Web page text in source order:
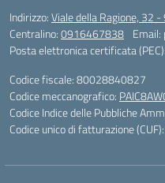
Indirizzo:Viale della Ragione, 32
Centralino:0916467838 Email:
Posta elettronica certificata (PEC):
Codice fiscale: 80028840827
Codice meccanografico:
Codice Indice delle Pubbliche
Codice unico di fatturazione